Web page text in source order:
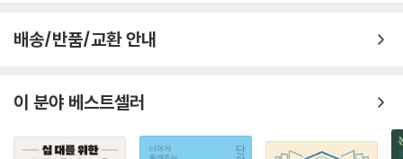
배송/반품/교환 안내
이 분야 베스트셀러